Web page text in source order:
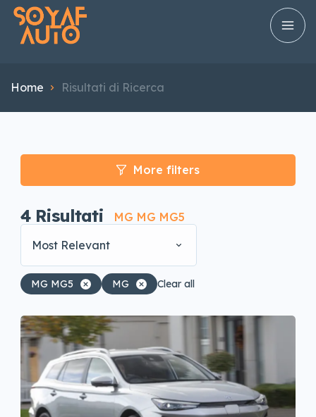
Home Risultati di Ricerca
More filters
4 Risultati
MG MG MG5
Most Relevant
MG MG5 MG Clear all